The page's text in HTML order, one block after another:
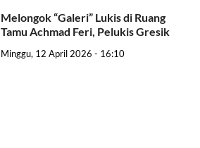
Melongok “Galeri” Lukis di Ruang
Tamu Achmad Feri, Pelukis Gresik
Minggu, 12 April 2026 - 16:10